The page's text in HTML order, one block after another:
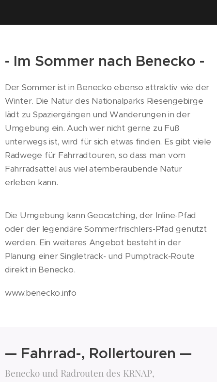
- Im Sommer nach Benecko -
Der Sommer ist in Benecko ebenso attraktiv wie der
Winter. Die Natur des Nationalparks Riesengebirge
lädt zu Spaziergängen und Wanderungen in der
Umgebung ein. Auch wer nicht gerne zu Fuß
unterwegs ist, wird für sich etwas finden. Es gibt viele
Radwege für Fahrradtouren, so dass man vom
Fahrradsattel aus viel atemberaubende Natur
erleben kann.
Die Umgebung kann Geocatching, der Inline-Pfad
oder der legendäre Sommerfrischlers-Pfad genutzt
werden. Ein weiteres Angebot besteht in der
Planung einer Singletrack- und Pumptrack-Route
direkt in Benecko.
www.benecko.info
— Fahrrad-, Rollertouren —
Benecko und Radrouten des KRNAP,